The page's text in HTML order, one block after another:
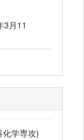
3月11
化学専攻)